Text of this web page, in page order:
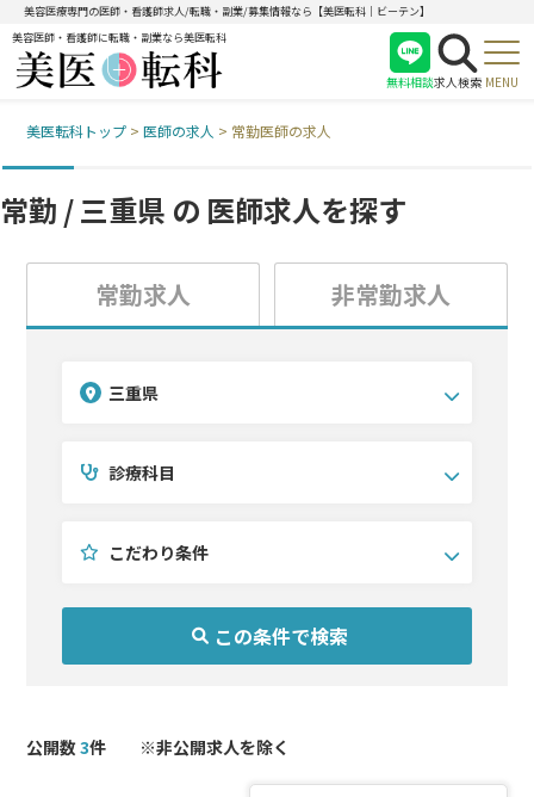
美容医療専門の医師・看護師求人/転職・副業/募集情報なら【美医転科｜ビーテン】
美容医師・看護師に転職・副業なら美医転科
無料相談
受付
求人検索 MENU
美医転科トップ >医師の求人 > 常勤医師の求人
常勤 / 三重県 の 医師求人を探す
常勤求人 非常勤求人
三重県
関東
診療科目
形成外科
こだわり条件
問診メイン
公開数3件 ※非公開求人を除く